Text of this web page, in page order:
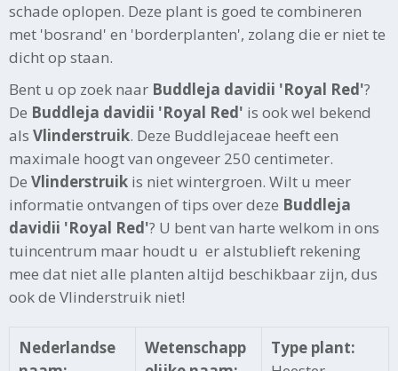
schade oplopen. Deze plant is goed te combineren
met 'bosrand' en 'borderplanten', zolang die er niet te
dicht op staan.
Bent u op zoek naar Buddleja davidii 'Royal Red'?
De Buddleja davidii 'Royal Red' is ook wel bekend
als Vlinderstruik. Deze Buddlejaceae heeft een
maximale hoogt van ongeveer 250 centimeter.
De Vlinderstruik is niet wintergroen. Wilt u meer
informatie ontvangen of tips over deze Buddleja
davidii 'Royal Red'? U bent van harte welkom in ons
tuincentrum maar houdt u er alstublieft rekening
mee dat niet alle planten altijd beschikbaar zijn, dus
ook de Vlinderstruik niet!
Nederlandse
Wetenschapp
Type plant: